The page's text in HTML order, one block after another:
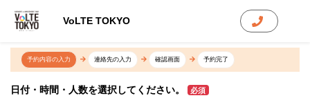
VoLTE TOKYO
予約内容の入力 連絡先の入力 確認画面 予約完了
日付・時間・人数を選択してください。 必須